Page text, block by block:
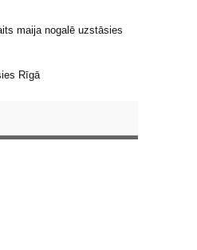
maija nogalē uzstāsies
Rīgā